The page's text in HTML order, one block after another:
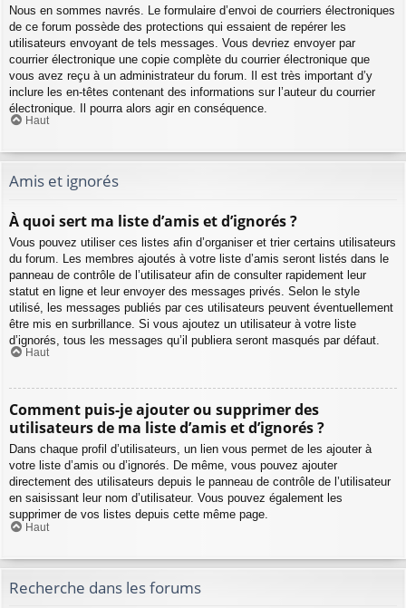
Nous en sommes navrés. Le formulaire d’envoi de courriers électroniques
de ce forum possède des protections qui essaient de repérer les
utilisateurs envoyant de tels messages. Vous devriez envoyer par
courrier électronique une copie complète du courrier électronique que
vous avez reçu à un administrateur du forum. Il est très important d’y
inclure les en-têtes contenant des informations sur l’auteur du courrier
électronique. Il pourra alors agir en conséquence.
Haut
Amis et ignorés
À quoi sert ma liste d’amis et d’ignorés ?
Vous pouvez utiliser ces listes afin d’organiser et trier certains utilisateurs
du forum. Les membres ajoutés à votre liste d’amis seront listés dans le
panneau de contrôle de l’utilisateur afin de consulter rapidement leur
statut en ligne et leur envoyer des messages privés. Selon le style
utilisé, les messages publiés par ces utilisateurs peuvent éventuellement
être mis en surbrillance. Si vous ajoutez un utilisateur à votre liste
d’ignorés, tous les messages qu’il publiera seront masqués par défaut.
Haut
Comment puis-je ajouter ou supprimer des
utilisateurs de ma liste d’amis et d’ignorés ?
Dans chaque profil d’utilisateurs, un lien vous permet de les ajouter à
votre liste d’amis ou d’ignorés. De même, vous pouvez ajouter
directement des utilisateurs depuis le panneau de contrôle de l’utilisateur
en saisissant leur nom d’utilisateur. Vous pouvez également les
supprimer de vos listes depuis cette même page.
Haut
Recherche dans les forums